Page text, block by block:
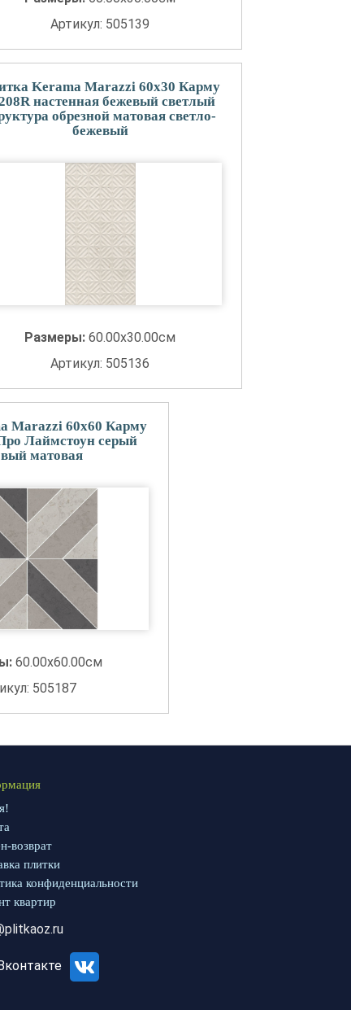
Артикул: 505139
Kerama Marazzi 60x30 Карму
настенная бежевый светлый
обрезной матовая светло-
бежевый
Размеры:60.00x30.00см
Артикул: 505136
Marazzi 60x60 Карму
Лаймстоун серый
матовая
60.00x60.00см
505187
возврат
плитки
конфиденциальности
квартир